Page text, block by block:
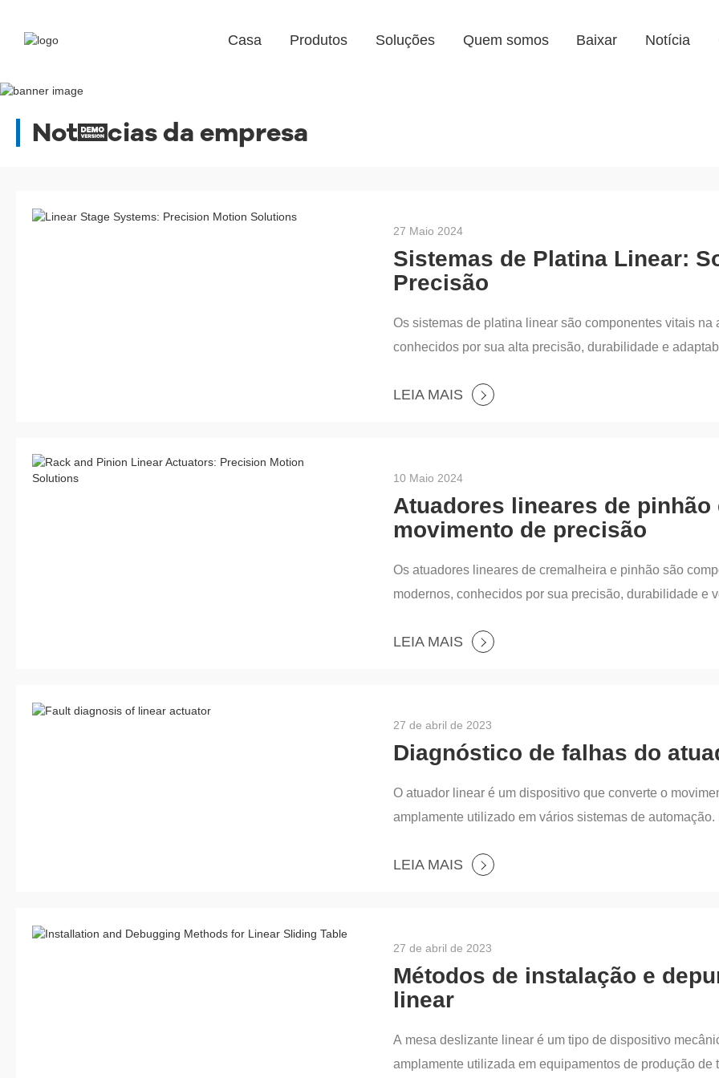
Casa Produtos Soluções Quem somos Baixar Notícia
Notícias da empresa
27 Maio 2024
Sistemas de Platina Linear:
Precisão
Os sistemas de platina linear são componentes vitais
conhecidos por sua alta precisão, durabilidade e
soluções avançadas de automação, oferece uma
LEIA MAIS
10 Maio 2024
Atuadores lineares de
movimento de precisão
Os atuadores lineares de cremalheira e pinhão são
modernos, conhecidos por sua precisão, durabilidade e
YSC-ROBOT, líder em soluções avançadas de
LEIA MAIS
27 de abril de 2023
Diagnóstico de falhas do
O atuador linear é um dispositivo que converte o
amplamente utilizado em vários sistemas de
de atuadores lineares é muito importante. Este artigo
LEIA MAIS
27 de abril de 2023
Métodos de instalação e
linear
A mesa deslizante linear é um tipo de dispositivo
amplamente utilizada em equipamentos de produção